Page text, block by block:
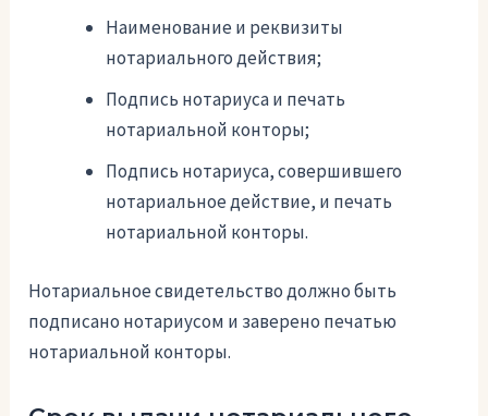
Наименование и реквизиты
нотариального действия;
Подпись нотариуса и печать
нотариальной конторы;
Подпись нотариуса, совершившего
нотариальное действие, и печать
нотариальной конторы.
Нотариальное свидетельство должно быть
подписано нотариусом и заверено печатью
нотариальной конторы.